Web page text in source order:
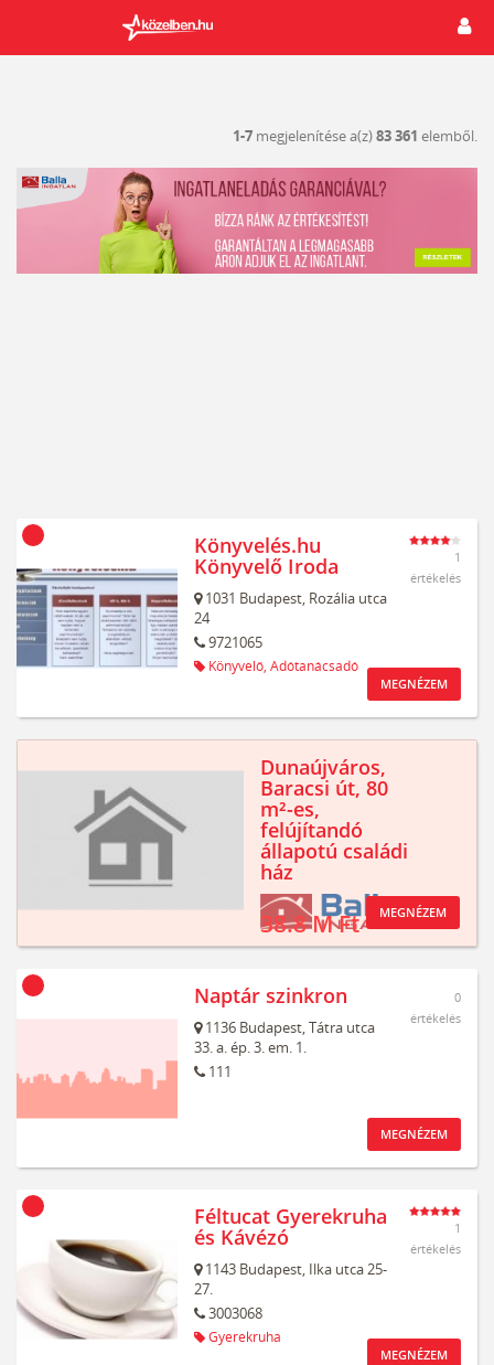
1-7 megjelenítése a(z)83 361 elemből.
Könyvelés.hu
Könyvelő Iroda
1031 Budapest, Rozália utca
24
9721065
Könyvelő, Adótanácsadó
1
értékelés
MEGNÉZEM
Dunaújváros,
Baracsi út, 80
m²-es,
felújítandó
állapotú családi
ház
38.8 M Ft MEGNÉZEM
Naptár szinkron
1136 Budapest,Tátra utca
33. a. ép. 3. em. 1.
111
0
értékelés
MEGNÉZEM
Féltucat Gyerekruha
és Kávézó
1143 Budapest, Ilka utca 25-
27.
3003068
Gyerekruha
1
értékelés
MEGNÉZEM